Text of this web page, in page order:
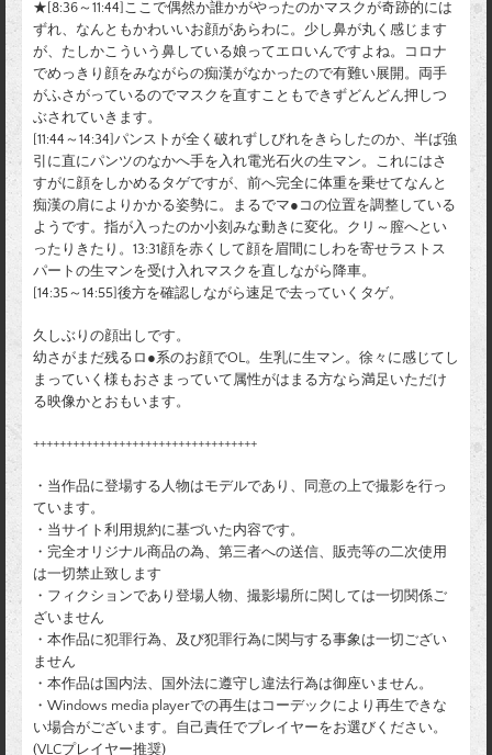
★[8:36～11:44]ここで偶然か誰かがやったのかマスクが奇跡的には
ずれ、なんともかわいいお顔があらわに。少し鼻が丸く感じます
が、たしかこういう鼻している娘ってエロいんですよね。コロナ
でめっきり顔をみながらの痴漢がなかったので有難い展開。両手
がふさがっているのでマスクを直すこともできずどんどん押しつ
ぶされていきます。
[11:44～14:34]パンストが全く破れずしびれをきらしたのか、半ば強
引に直にパンツのなかへ手を入れ電光石火の生マン。これにはさ
すがに顔をしかめるタゲですが、前へ完全に体重を乗せてなんと
痴漢の肩によりかかる姿勢に。まるでマ●コの位置を調整している
ようです。指が入ったのか小刻みな動きに変化。クリ～膣へとい
ったりきたり。13:31顔を赤くして顔を眉間にしわを寄せラストス
パートの生マンを受け入れマスクを直しながら降車。
[14:35～14:55]後方を確認しながら速足で去っていくタゲ。
久しぶりの顔出しです。
幼さがまだ残るロ●系のお顔でOL。生乳に生マン。徐々に感じてし
まっていく様もおさまっていて属性がはまる方なら満足いただけ
る映像かとおもいます。
++++++++++++++++++++++++++++++++++
・当作品に登場する人物はモデルであり、同意の上で撮影を行っ
ています。
・当サイト利用規約に基づいた内容です。
・完全オリジナル商品の為、第三者への送信、販売等の二次使用
は一切禁止致します
・フィクションであり登場人物、撮影場所に関しては一切関係ご
ざいません
・本作品に犯罪行為、及び犯罪行為に関与する事象は一切ござい
ません
・本作品は国内法、国外法に遵守し違法行為は御座いません。
・Windows media playerでの再生はコーデックにより再生できな
い場合がございます。自己責任でプレイヤーをお選びください。
(VLCプレイヤー推奨)